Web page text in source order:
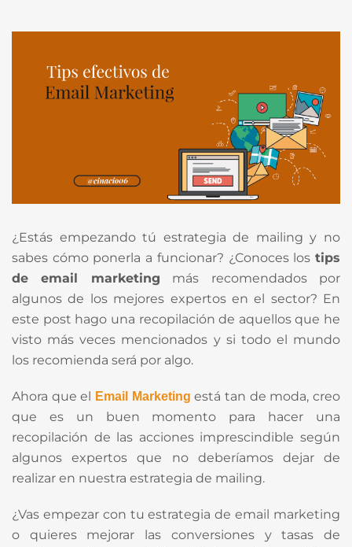
¿Estás empezando tú estrategia de mailing y no
sabes cómo ponerla a funcionar? ¿Conoces los tips
de email marketing más recomendados por
algunos de los mejores expertos en el sector? En
este post hago una recopilación de aquellos que he
visto más veces mencionados y si todo el mundo
los recomienda será por algo.
Ahora que el Email Marketing está tan de moda, creo
que es un buen momento para hacer una
recopilación de las acciones imprescindible según
algunos expertos que no deberíamos dejar de
realizar en nuestra estrategia de mailing.
¿Vas empezar con tu estrategia de email marketing
o quieres mejorar las conversiones y tasas de